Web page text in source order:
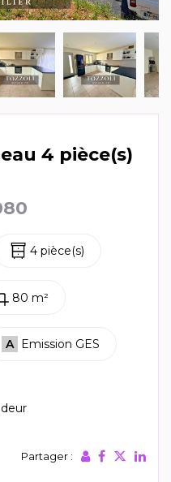
4 pièce(s)
4 pièce(s)
80 m²
A Emission GES
Partager :